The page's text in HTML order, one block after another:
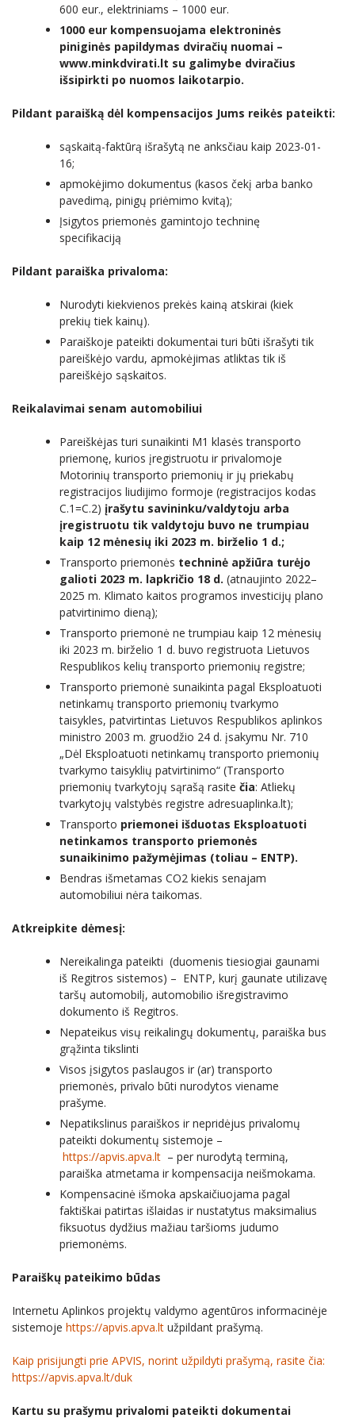
VIRTIENIŲ RAITYMO EDUKACIJA
KREPŠINIO LEGENDOS ATGYJA JONIŠKYJE
KLECKŲ PUOTA
LAUMĖS TAKAIS Į SAVO VIDINĮ PASAULĮ
SKAISTGIRĮ
600 eur., elektriniams – 1000 eur.
1000 eur kompensuojama elektroninės
piniginės papildymas dviračių nuomai –
www.minkdvirati.lt su galimybe dviračius
išsipirkti po nuomos laikotarpio.
Pildant paraišką dėl kompensacijos Jums reikės pateikti:
sąskaitą-faktūrą išrašytą ne anksčiau kaip 2023-01-
16;
apmokėjimo dokumentus (kasos čekį arba banko
pavedimą, pinigų priėmimo kvitą);
Įsigytos priemonės gamintojo techninę
specifikaciją
Pildant paraiška privaloma:
Nurodyti kiekvienos prekės kainą atskirai (kiek
prekių tiek kainų).
Paraiškoje pateikti dokumentai turi būti išrašyti tik
pareiškėjo vardu, apmokėjimas atliktas tik iš
pareiškėjo sąskaitos.
Reikalavimai senam automobiliui
Pareiškėjas turi sunaikinti M1 klasės transporto
priemonę, kurios įregistruotu ir privalomoje
Motorinių transporto priemonių ir jų priekabų
registracijos liudijimo formoje (registracijos kodas
C.1=C.2) įrašytu savininku/valdytoju arba
įregistruotu tik valdytoju buvo ne trumpiau
kaip 12 mėnesių iki 2023 m. birželio 1 d.;
Transporto priemonės techninė apžiūra turėjo
galioti 2023 m. lapkričio 18 d. (atnaujinto 2022–
2025 m. Klimato kaitos programos investicijų plano
patvirtinimo dieną);
Transporto priemonė ne trumpiau kaip 12 mėnesių
iki 2023 m. birželio 1 d. buvo registruota Lietuvos
Respublikos kelių transporto priemonių registre;
Transporto priemonė sunaikinta pagal Eksploatuoti
netinkamų transporto priemonių tvarkymo
taisykles, patvirtintas Lietuvos Respublikos aplinkos
ministro 2003 m. gruodžio 24 d. įsakymu Nr. 710
„Dėl Eksploatuoti netinkamų transporto priemonių
tvarkymo taisyklių patvirtinimo“ (Transporto
priemonių tvarkytojų sąrašą rasite čia: Atliekų
tvarkytojų valstybės registre adresuaplinka.lt);
Transporto priemonei išduotas Eksploatuoti
netinkamos transporto priemonės
sunaikinimo pažymėjimas (toliau – ENTP).
Bendras išmetamas CO2 kiekis senajam
automobiliui nėra taikomas.
Atkreipkite dėmesį:
Nereikalinga pateikti (duomenis tiesiogiai gaunami
iš Regitros sistemos) – ENTP, kurį gaunate utilizavę
taršų automobilį, automobilio išregistravimo
dokumento iš Regitros.
Nepateikus visų reikalingų dokumentų, paraiška bus
grąžinta tikslinti
Visos įsigytos paslaugos ir (ar) transporto
priemonės, privalo būti nurodytos viename
prašyme.
Nepatikslinus paraiškos ir nepridėjus privalomų
pateikti dokumentų sistemoje –
https://apvis.apva.lt – per nurodytą terminą,
paraiška atmetama ir kompensacija neišmokama.
Kompensacinė išmoka apskaičiuojama pagal
faktiškai patirtas išlaidas ir nustatytus maksimalius
fiksuotus dydžius mažiau taršioms judumo
priemonėms.
Paraiškų pateikimo būdas
Internetu Aplinkos projektų valdymo agentūros informacinėje
sistemoje https://apvis.apva.lt užpildant prašymą.
Kaip prisijungti prie APVIS, norint užpildyti prašymą, rasite čia:
https://apvis.apva.lt/duk
Kartu su prašymu privalomi pateikti dokumentai